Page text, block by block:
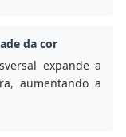
da cor
expande a
aumentando a